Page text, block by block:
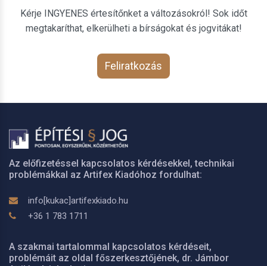
Kérje INGYENES értesítőnket a változásokról! Sok időt
megtakaríthat, elkerülheti a bírságokat és jogvitákat!
Feliratkozás
Az előfizetéssel kapcsolatos kérdésekkel, technikai
problémákkal az Artifex Kiadóhoz fordulhat:
info[kukac]artifexkiado.hu
+36 1 783 1711
A szakmai tartalommal kapcsolatos kérdéseit,
problémáit az oldal főszerkesztőjének, dr. Jámbor